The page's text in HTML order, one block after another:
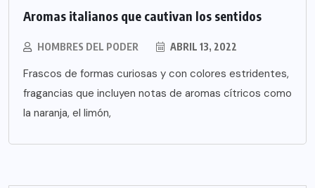
Aromas italianos que cautivan los sentidos
HOMBRES DEL PODER ABRIL 13, 2022
Frascos de formas curiosas y con colores estridentes,
fragancias que incluyen notas de aromas cítricos como
la naranja, el limón,